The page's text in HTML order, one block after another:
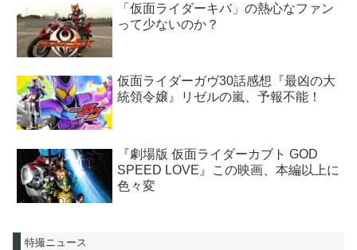
「仮面ライダーキバ」の熱心なファン
って少ないのか？
仮面ライダーガヴ30話感想『最凶の大
統領令嬢』リゼルの嵐、予報不能！
『劇場版 仮面ライダーカブト GOD
SPEED LOVE』この映画、本編以上に
色々変
特撮ニュース